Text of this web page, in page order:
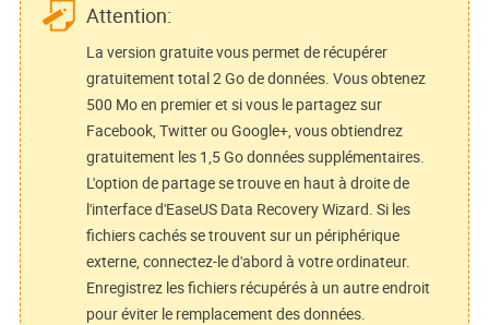
Attention:
La version gratuite vous permet de récupérer
gratuitement total 2 Go de données. Vous obtenez
500 Mo en premier et si vous le partagez sur
Facebook, Twitter ou Google+, vous obtiendrez
gratuitement les 1,5 Go données supplémentaires.
L'option de partage se trouve en haut à droite de
l'interface d'EaseUS Data Recovery Wizard. Si les
fichiers cachés se trouvent sur un périphérique
externe, connectez-le d'abord à votre ordinateur.
Enregistrez les fichiers récupérés à un autre endroit
pour éviter le remplacement des données.